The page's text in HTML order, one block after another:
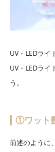
UV・LEDライ
UV・LEDライ
う。
①ワット
前述のように